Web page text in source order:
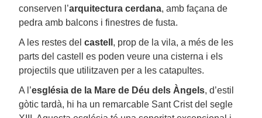
conserven l’arquitectura cerdana, amb façana de
pedra amb balcons i finestres de fusta.
A les restes del castell , prop de la vila, a més de les
parts del castell es poden veure una cisterna i els
projectils que utilitzaven per a les catapultes.
A l’església de la Mare de Déu dels Àngels, d’estil
gòtic tardà, hi ha un remarcable Sant Crist del segle